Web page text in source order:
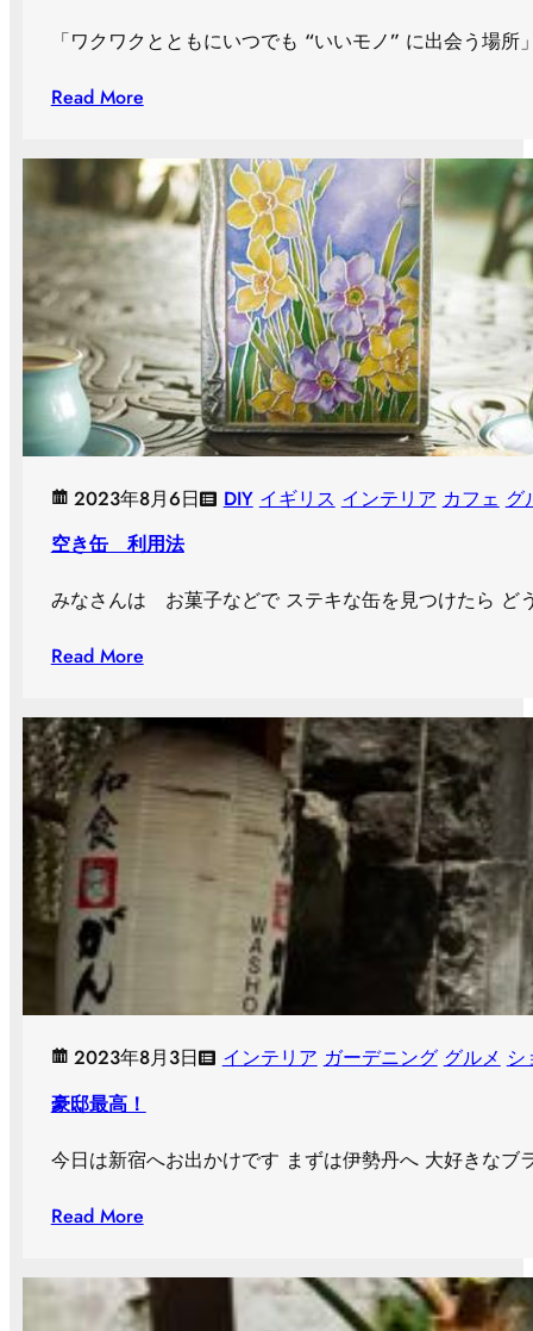
「ワクワクとともにいつでも “いいモノ” に出会う場所
Read More
2023年8月6日 DIY イギリス インテリア カフェ グ
空き缶 利用法
みなさんは お菓子などで ステキな缶を見つけたら
Read More
2023年8月3日 インテリア ガーデニング グルメ シ
豪邸最高！
今日は新宿へお出かけです まずは伊勢丹へ 大好きな
Read More